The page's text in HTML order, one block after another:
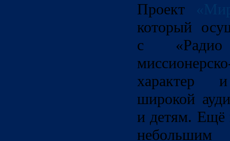
Проект
который
с «Радио
характер
широкой
и детям. Ещё
небольшим